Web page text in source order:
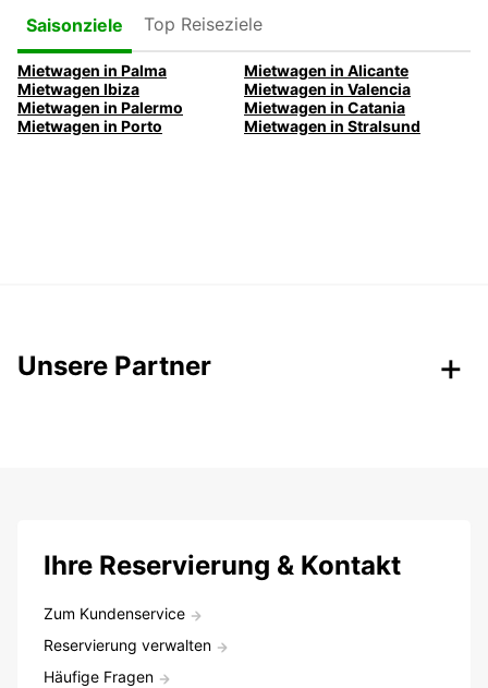
Saisonziele
Top Reiseziele
Mietwagen in Palma
Mietwagen in Alicante
Mietwagen Ibiza
Mietwagen in Valencia
Mietwagen in Palermo
Mietwagen in Catania
Mietwagen in Porto
Mietwagen in Stralsund
Unsere Partner
Ihre Reservierung & Kontakt
Zum Kundenservice
Reservierung verwalten
Häufige Fragen